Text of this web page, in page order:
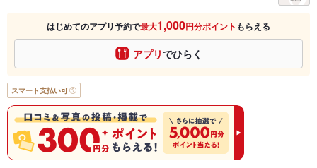
はじめてのアプリ予約で最大1,000円分ポイント もらえる
アプリでひらく
スマート支払い可